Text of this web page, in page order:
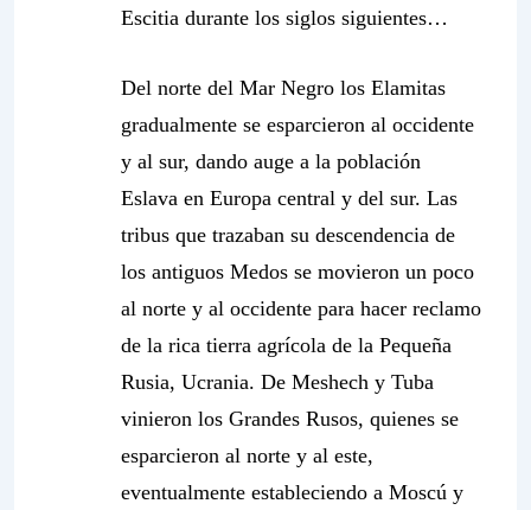
Escitia durante los siglos siguientes…
Del norte del Mar Negro los Elamitas
gradualmente se esparcieron al occidente
y al sur, dando auge a la población
Eslava en Europa central y del sur. Las
tribus que trazaban su descendencia de
los antiguos Medos se movieron un poco
al norte y al occidente para hacer reclamo
de la rica tierra agrícola de la Pequeña
Rusia, Ucrania. De Meshech y Tuba
vinieron los Grandes Rusos, quienes se
esparcieron al norte y al este,
eventualmente estableciendo a Moscú y